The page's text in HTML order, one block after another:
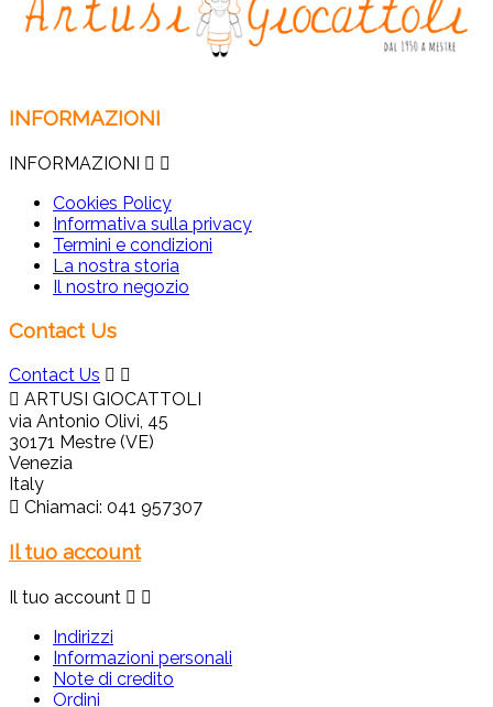
INFORMAZIONI
INFORMAZIONI  
Cookies Policy
Informativa sulla privacy
Termini e condizioni
La nostra storia
Il nostro negozio
Contact Us
Contact Us  
 ARTUSI GIOCATTOLI
via Antonio Olivi, 45
30171 Mestre (VE)
Venezia
Italy
 Chiamaci: 041 957307
Il tuo account
Il tuo account  
Indirizzi
Informazioni personali
Note di credito
Ordini